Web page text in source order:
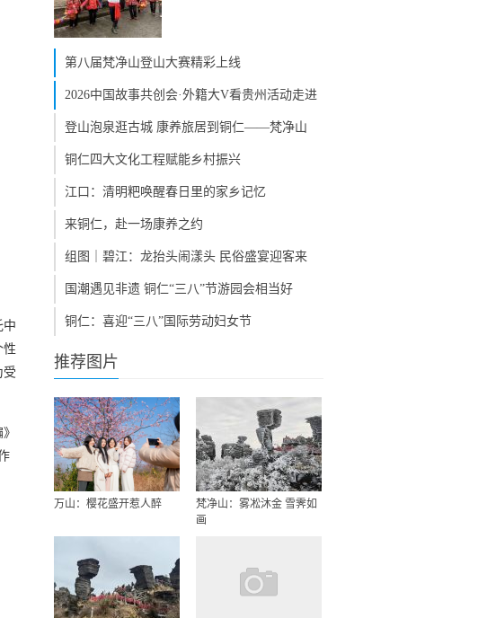
中
性
受
第八届梵净山登山大赛精彩上线
2026中国故事共创会·外籍大V看贵州活动走进
登山泡泉逛古城 康养旅居到铜仁——梵净山
铜仁四大文化工程赋能乡村振兴
江口：清明粑唤醒春日里的家乡记忆
来铜仁，赴一场康养之约
组图｜碧江：龙抬头闹漾头 民俗盛宴迎客来
国潮遇见非遗 铜仁“三八”节游园会相当好
铜仁：喜迎“三八”国际劳动妇女节
推荐图片
万山：樱花盛开惹人醉
梵净山：雾凇沐金 雪霁如
画